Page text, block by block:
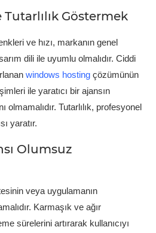
Göstermek
ve hızı, markanın genel
dili ile uyumlu olmalıdır. Ciddi
windows hosting çözümünün
ile yaratıcı bir ajansın
olmamalıdır. Tutarlılık, profesyonel
yaratır.
Olumsuz
veya uygulamanın
Karmaşık ve ağır
sürelerini artırarak kullanıcıyı